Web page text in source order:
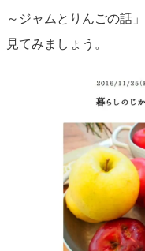
～ジャムとりんごの話
見てみましょう。